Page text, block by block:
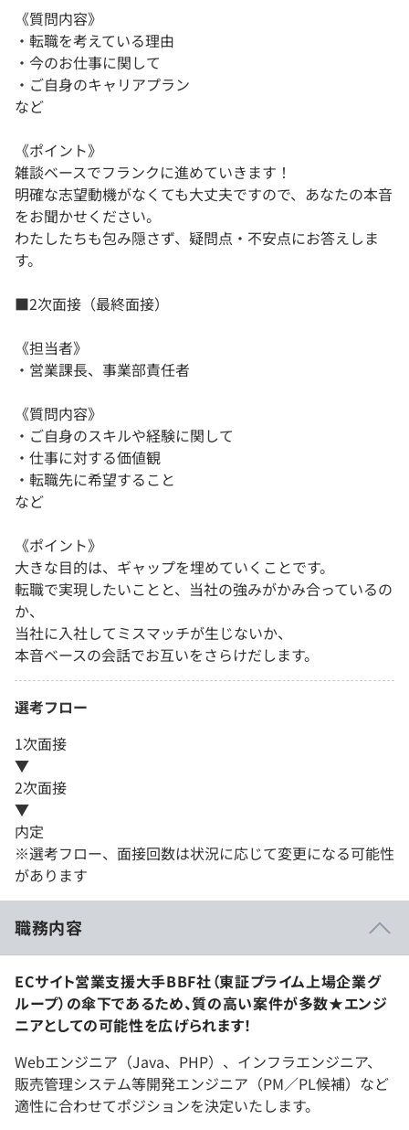
《質問内容》
・転職を考えている理由
・今のお仕事に関して
・ご自身のキャリアプラン
など
《ポイント》
雑談ベースでフランクに進めていきます！
明確な志望動機がなくても大丈夫ですので、あなたの本音
をお聞かせください。
わたしたちも包み隠さず、疑問点・不安点にお答えしま
す。
■2次面接（最終面接）
《担当者》
・営業課長、事業部責任者
《質問内容》
・ご自身のスキルや経験に関して
・仕事に対する価値観
・転職先に希望すること
など
《ポイント》
大きな目的は、ギャップを埋めていくことです。
転職で実現したいことと、当社の強みがかみ合っているの
か、
当社に入社してミスマッチが生じないか、
本音ベースの会話でお互いをさらけだします。
選考フロー
1次面接
▼
2次面接
▼
内定
※選考フロー、面接回数は状況に応じて変更になる可能性
があります
職務内容
ECサイト営業支援大手BBF社（東証プライム上場企業グ
ループ）の傘下であるため、質の高い案件が多数★エンジ
ニアとしての可能性を広げられます！
Webエンジニア（Java、PHP）、インフラエンジニア、
販売管理システム等開発エンジニア（PM／PL候補）など
適性に合わせてポジションを決定いたします。